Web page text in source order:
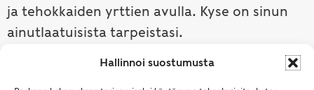
Hallinnoi suostumusta
ja tehokkaiden yrttien avulla. Kyse on sinun
ainutlaatuisista tarpeistasi.
Tutustu ayurvedaan →